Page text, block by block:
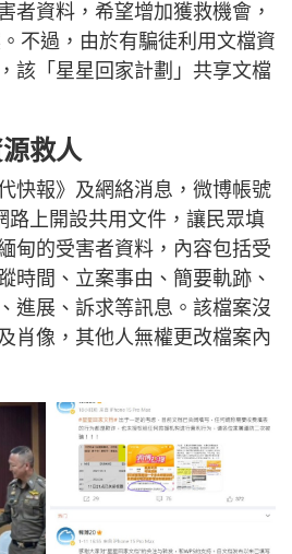
者資料，希望增加獲救機會，
不過，由於有騙徒利用文檔資
該「星星回家計劃」共享文檔
救人
快報》及網絡消息，微博帳號
路上開設共用文件，讓民眾填
甸的受害者資料，內容包括受
時間、立案事由、簡要軌跡、
進展、訴求等訊息。該檔案沒
肖像，其他人無權更改檔案內